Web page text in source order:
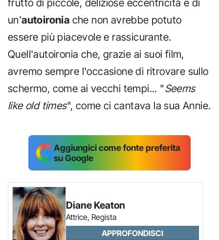
frutto di piccole, deliziose eccentricità e di
un'autoironia che non avrebbe potuto
essere più piacevole e rassicurante.
Quell'autoironia che, grazie ai suoi film,
avremo sempre l'occasione di ritrovare sullo
schermo, come ai vecchi tempi... "Seems
like old times", come ci cantava la sua Annie.
Aggiungici come fonte preferita
su Google
Diane Keaton
Attrice, Regista
APPROFONDISCI